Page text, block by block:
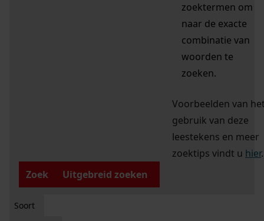
zoektermen om
naar de exacte
combinatie van
woorden te
zoeken.
Voorbeelden van
gebruik van deze
leestekens en meer
zoektips vindt u hier.
Zoek
Uitgebreid zoeken
Soort